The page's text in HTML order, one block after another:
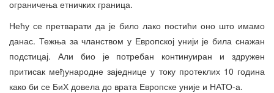
ограничења етничких граница.
Нећу се претварати да је било лако постићи оно што имамо
данас. Тежња за чланством у Европској унији је била снажан
подстицај. Али био је потребан континуиран и здружен
притисак међународне заједнице у току протеклих 10 година
како би се БиХ довела до врата Европске уније и НАТО-а.